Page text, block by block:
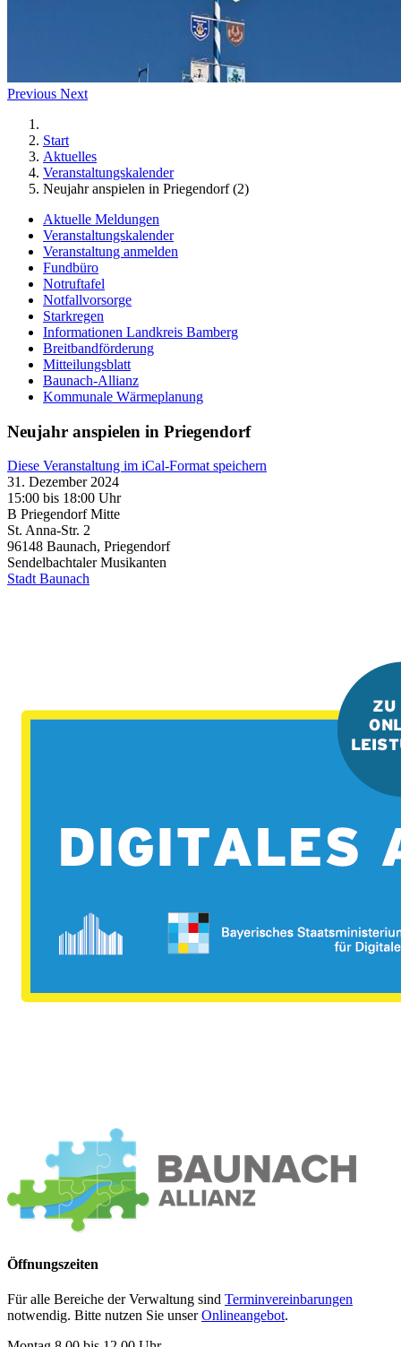
Previous Next
Start
Aktuelles
Veranstaltungskalender
Neujahr anspielen in Priegendorf (2)
Aktuelle Meldungen
Veranstaltungskalender
Veranstaltung anmelden
Fundbüro
Notruftafel
Notfallvorsorge
Starkregen
Informationen Landkreis Bamberg
Breitbandförderung
Mitteilungsblatt
Baunach-Allianz
Kommunale Wärmeplanung
Neujahr anspielen in Priegendorf
Diese Veranstaltung im iCal-Format speichern
31. Dezember 2024
15:00 bis 18:00 Uhr
B Priegendorf Mitte
St. Anna-Str. 2
96148 Baunach, Priegendorf
Sendelbachtaler Musikanten
Stadt Baunach
Öffnungszeiten
Für alle Bereiche der Verwaltung sind Terminvereinbarungen
notwendig. Bitte nutzen Sie unserOnlineangebot.